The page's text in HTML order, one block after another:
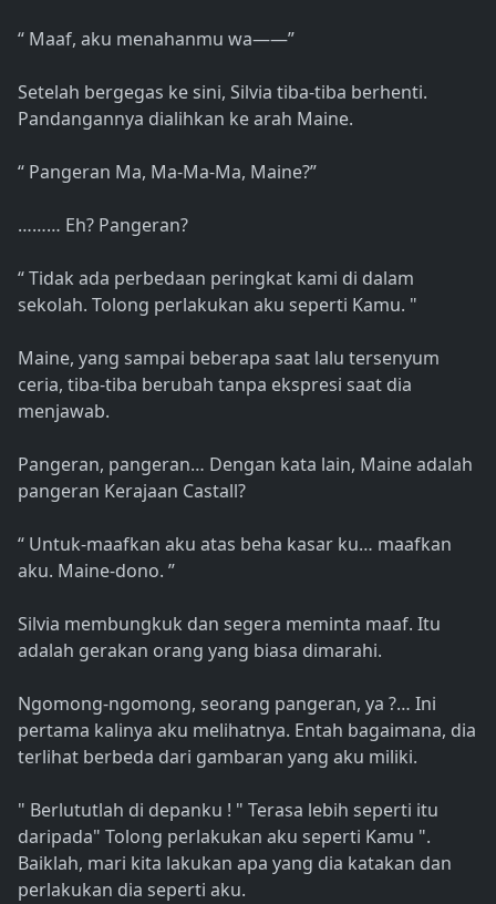
“ Maaf, aku menahanmu wa――”
Setelah bergegas ke sini, Silvia tiba-tiba berhenti.
Pandangannya dialihkan ke arah Maine.
“ Pangeran Ma, Ma-Ma-Ma, Maine?”
……… Eh? Pangeran?
“ Tidak ada perbedaan peringkat kami di dalam
sekolah. Tolong perlakukan aku seperti Kamu. "
Maine, yang sampai beberapa saat lalu tersenyum
ceria, tiba-tiba berubah tanpa ekspresi saat dia
menjawab.
Pangeran, pangeran… Dengan kata lain, Maine adalah
pangeran Kerajaan Castall?
“ Untuk-maafkan aku atas beha kasar ku… maafkan
aku. Maine-dono. ”
Silvia membungkuk dan segera meminta maaf. Itu
adalah gerakan orang yang biasa dimarahi.
Ngomong-ngomong, seorang pangeran, ya ?… Ini
pertama kalinya aku melihatnya. Entah bagaimana, dia
terlihat berbeda dari gambaran yang aku miliki.
" Berlututlah di depanku ! " Terasa lebih seperti itu
daripada" Tolong perlakukan aku seperti Kamu ".
Baiklah, mari kita lakukan apa yang dia katakan dan
perlakukan dia seperti aku.